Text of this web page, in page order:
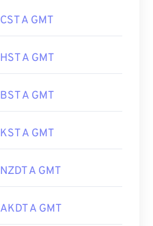
CST A GMT
HST A GMT
BST A GMT
KST A GMT
NZDT A GMT
AKDT A GMT